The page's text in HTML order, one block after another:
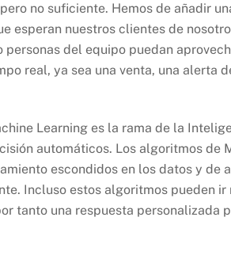
no suficiente. Hemos de añadir
esperan nuestros clientes de
del equipo puedan
real, ya sea una venta, una alerta
Learning es la rama de la
automáticos. Los algoritmos de
escondidos en los datos y de
Incluso estos algoritmos pueden
tanto una respuesta personalizada